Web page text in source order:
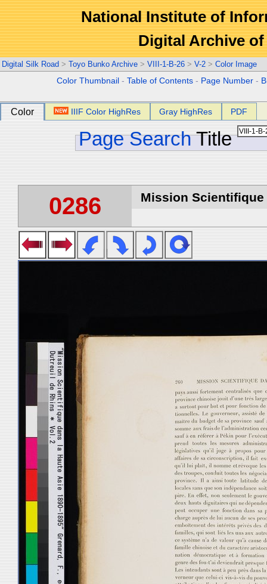
National Institute of
Digital Archive
Digital Silk Road > Toyo Bunko Archive > VIII-1-B-26 > V-2 > Color Image
Color Thumbnail -Table of Contents - Page Number -
Color IIIF Color HighRes Gray HighRes PDF
Page Search Title
0286 Mission Scientifique